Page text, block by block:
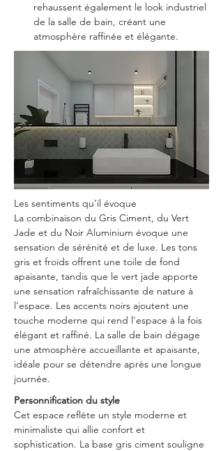
rehaussent également le look industriel
de la salle de bain, créant une
atmosphère raffinée et élégante.
Les sentiments qu'il évoque
La combinaison du Gris Ciment, du Vert
Jade et du Noir Aluminium évoque une
sensation de sérénité et de luxe. Les tons
gris et froids offrent une toile de fond
apaisante, tandis que le vert jade apporte
une sensation rafraîchissante de nature à
l'espace. Les accents noirs ajoutent une
touche moderne qui rend l'espace à la fois
élégant et raffiné. La salle de bain dégage
une atmosphère accueillante et apaisante,
idéale pour se détendre après une longue
journée.
Personnification du style
Cet espace reflète un style moderne et
minimaliste qui allie confort et
sophistication. La base gris ciment souligne